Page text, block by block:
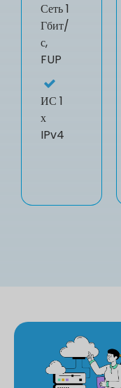
Сеть 1
Гбит/
с,
FUP
ИС 1
х
IPv4